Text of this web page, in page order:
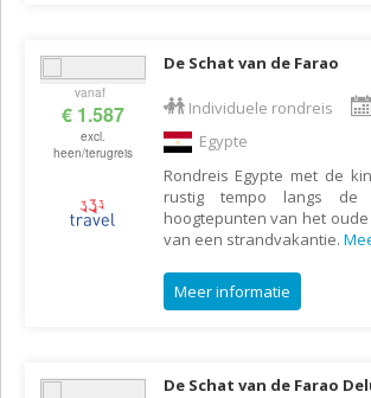
vanaf
€ 1.587
excl.
heen/terugreis
De Schat van de Farao
Individuele rondreis
Egypte
Rondreis Egypte met de
rustig tempo langs de
hoogtepunten van het
van een strandvakantie.
Meer informatie
De Schat van de Farao